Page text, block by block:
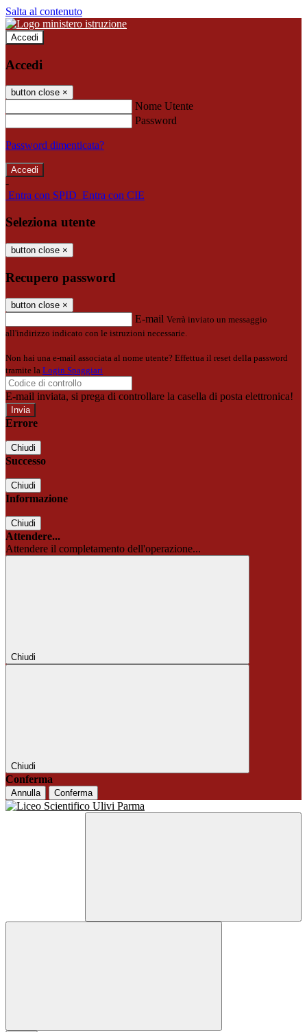
Salta al contenuto
Accedi
Accedi
button close ×
Nome Utente
Password
Password dimenticata?
-
Entra con SPID Entra con CIE
Seleziona utente
button close ×
Recupero password
button close ×
E-mail Verrà inviato un messaggio
all'indirizzo indicato con le istruzioni necessarie.
Non hai una e-mail associata al nome utente? Effettua il reset della password
tramite la Login Spaggiari
E-mail inviata, si prega di controllare la casella di posta elettronica!
Errore
Chiudi
Successo
Chiudi
Informazione
Chiudi
Attendere...
Attendere il completamento dell'operazione...
Chiudi
Chiudi
Conferma
Annulla Conferma